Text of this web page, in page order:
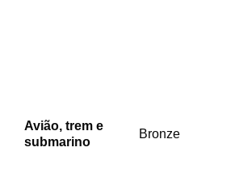
Avião, trem e
submarino
Bronze